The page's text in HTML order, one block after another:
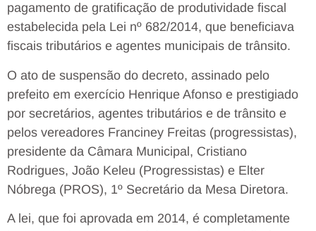
pagamento de gratificação de produtividade fiscal
estabelecida pela Lei nº 682/2014, que beneficiava
fiscais tributários e agentes municipais de trânsito.
O ato de suspensão do decreto, assinado pelo
prefeito em exercício Henrique Afonso e prestigiado
por secretários, agentes tributários e de trânsito e
pelos vereadores Franciney Freitas (progressistas),
presidente da Câmara Municipal, Cristiano
Rodrigues, João Keleu (Progressistas) e Elter
Nóbrega (PROS), 1º Secretário da Mesa Diretora.
A lei, que foi aprovada em 2014, é completamente